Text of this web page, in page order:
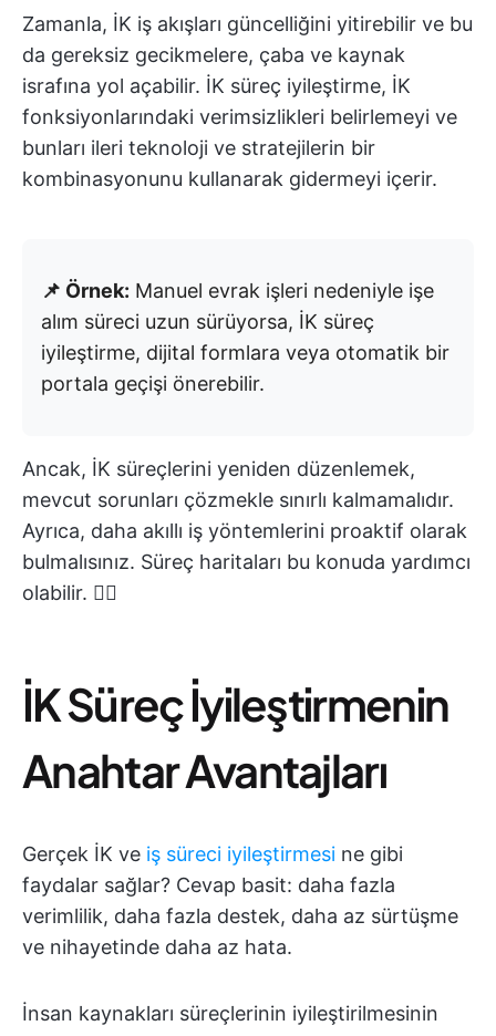
Zamanla, İK iş akışları güncelliğini yitirebilir ve bu
da gereksiz gecikmelere, çaba ve kaynak
israfına yol açabilir. İK süreç iyileştirme, İK
fonksiyonlarındaki verimsizlikleri belirlemeyi ve
bunları ileri teknoloji ve stratejilerin bir
kombinasyonunu kullanarak gidermeyi içerir.
📌 Örnek: Manuel evrak işleri nedeniyle işe
alım süreci uzun sürüyorsa, İK süreç
iyileştirme, dijital formlara veya otomatik bir
portala geçişi önerebilir.
Ancak, İK süreçlerini yeniden düzenlemek,
mevcut sorunları çözmekle sınırlı kalmamalıdır.
Ayrıca, daha akıllı iş yöntemlerini proaktif olarak
bulmalısınız. Süreç haritaları bu konuda yardımcı
olabilir. 👇🏼
İK Süreç İyileştirmenin
Anahtar Avantajları
Gerçek İK ve iş süreci iyileştirmesi ne gibi
faydalar sağlar? Cevap basit: daha fazla
verimlilik, daha fazla destek, daha az sürtüşme
ve nihayetinde daha az hata.
İnsan kaynakları süreçlerinin iyileştirilmesinin